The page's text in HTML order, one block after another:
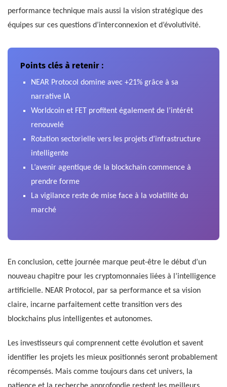
performance technique mais aussi la vision stratégique des
équipes sur ces questions d’interconnexion et d’évolutivité.
Points clés à retenir :
NEAR Protocol domine avec +21% grâce à sa
narrative IA
Worldcoin et FET profitent également de l’intérêt
renouvelé
Rotation sectorielle vers les projets d’infrastructure
intelligente
L’avenir agentique de la blockchain commence à
prendre forme
La vigilance reste de mise face à la volatilité du
marché
En conclusion, cette journée marque peut-être le début d’un
nouveau chapitre pour les cryptomonnaies liées à l’intelligence
artificielle. NEAR Protocol, par sa performance et sa vision
claire, incarne parfaitement cette transition vers des
blockchains plus intelligentes et autonomes.
Les investisseurs qui comprennent cette évolution et savent
identifier les projets les mieux positionnés seront probablement
récompensés. Mais comme toujours dans cet univers, la